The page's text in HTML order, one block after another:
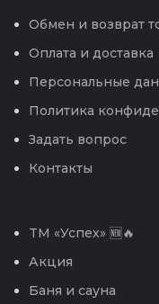
Обмен и возврат
Оплата и доставка
Персональные
Политика
Задать вопрос
Контакты
TM «Успех» 🆕🔥
Акция
Баня и сауна